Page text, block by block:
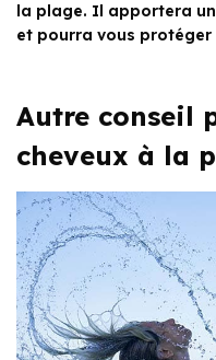
la plage. Il apportera
et pourra vous protéger
Autre conseil
cheveux à la